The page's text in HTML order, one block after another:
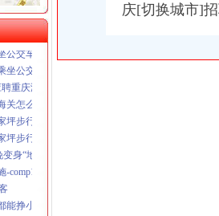
么走】用车问答-易车网
走？请教生意经高手_已解决-阿里巴
交车：0811路通宵-重庆公交车网
坐公交车：-重庆公交车网
重庆海关事务管理求职简历_重庆海关事
关怎么走】用车问答-易车网
坪步行街店公交_怎么坐车_怎么走_要多
步行街坐什么公交车？（急）_百度知道
身“地摊西施”_图片新闻_放心苑-
comp18-搜狐博客
挣小一万块钱！令我惭愧不已
司招聘求职问题|工作职场问答】-看准网
庆[切换城市]